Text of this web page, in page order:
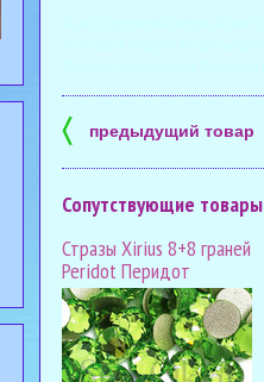
〈 предыдущий товар
Сопутствующие товары
Стразы Xirius 8+8 граней
Peridot Перидот